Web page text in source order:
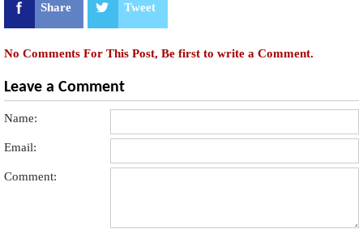
Share Tweet
No Comments For This Post, Be first to write a Comment.
Leave a Comment
Name:
Email:
Comment: